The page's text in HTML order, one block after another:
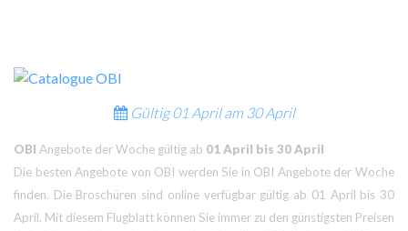
Gültig01 April am 30 April
OBI Angebote der Woche gültig ab 01 April bis 30 April
Die besten Angebote von OBI werden Sie in OBI Angebote der Woche
finden. Die Broschüren sind online verfügbar gültig ab 01 April bis 30
April. Mit diesem Flugblatt können Sie immer zu den günstigsten Preisen